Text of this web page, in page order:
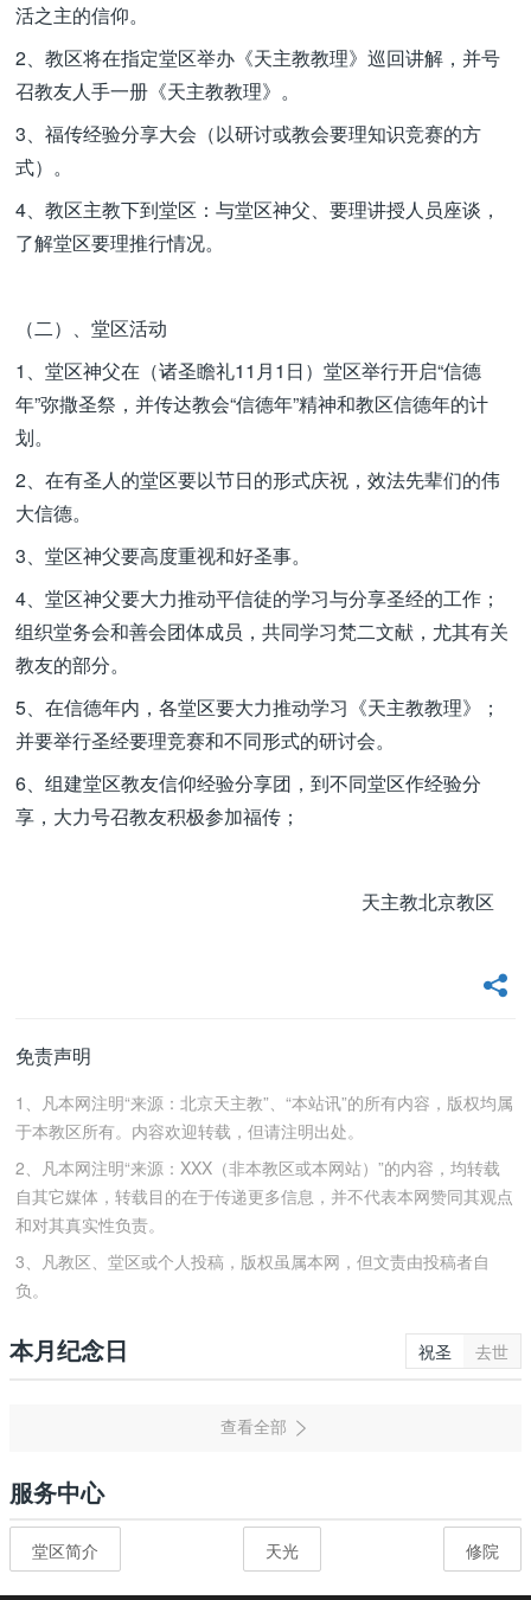
活之主的信仰。
2、教区将在指定堂区举办《天主教教理》巡回讲解，并号
召教友人手一册《天主教教理》。
3、福传经验分享大会（以研讨或教会要理知识竞赛的方
式）。
4、教区主教下到堂区：与堂区神父、要理讲授人员座谈，
了解堂区要理推行情况。
（二）、堂区活动
1、堂区神父在（诸圣瞻礼11月1日）堂区举行开启“信德
年”弥撒圣祭，并传达教会“信德年”精神和教区信德年的计
划。
2、在有圣人的堂区要以节日的形式庆祝，效法先辈们的伟
大信德。
3、堂区神父要高度重视和好圣事。
4、堂区神父要大力推动平信徒的学习与分享圣经的工作；
组织堂务会和善会团体成员，共同学习梵二文献，尤其有关
教友的部分。
5、在信德年内，各堂区要大力推动学习《天主教教理》；
并要举行圣经要理竞赛和不同形式的研讨会。
6、组建堂区教友信仰经验分享团，到不同堂区作经验分
享，大力号召教友积极参加福传；
天主教北京教区
免责声明
1、凡本网注明“来源：北京天主教”、“本站讯”的所有内容，版权均属
于本教区所有。内容欢迎转载，但请注明出处。
2、凡本网注明“来源：XXX（非本教区或本网站）”的内容，均转载
自其它媒体，转载目的在于传递更多信息，并不代表本网赞同其观点
和对其真实性负责。
3、凡教区、堂区或个人投稿，版权虽属本网，但文责由投稿者自
负。
本月纪念日 祝圣 去世
服务中心
堂区简介 天光 修院